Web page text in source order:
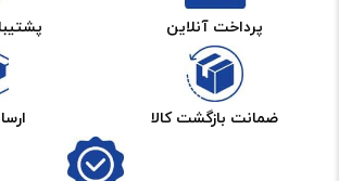
باتری تعویض‌شده شامل گارانتی جدید
تعویض یا مرجوعی برای آن پذیرفته نمی‌شود.
❌ موارد ابطال گارانتی:
گارانتی در شرایط زیر فاقد اعتبار است:
باز شدن یا دستکاری باتری یا تغییر شکل
پرداخت آنلاین پشتیبانی
ضمانت بازگشت کالا